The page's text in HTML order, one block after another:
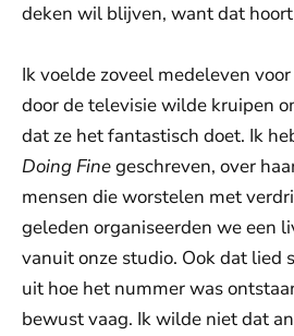
deken wil blijven, want dat hoort
Ik voelde zoveel medeleven
door de televisie wilde kruipen
dat ze het fantastisch doet. Ik
Doing Finegeschreven, over
mensen die worstelen met
geleden organiseerden we een
vanuit onze studio. Ook dat lied
uit hoe het nummer was
bewust vaag. Ik wilde niet dat